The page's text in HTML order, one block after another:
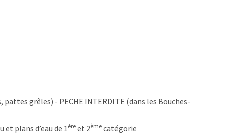
grêles) - PECHE INTERDITE (dans les Bouches-
plans d’eau de 1 ère et 2ème catégorie